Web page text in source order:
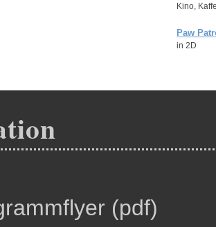
Kino,
Paw
in 2D
(pdf)